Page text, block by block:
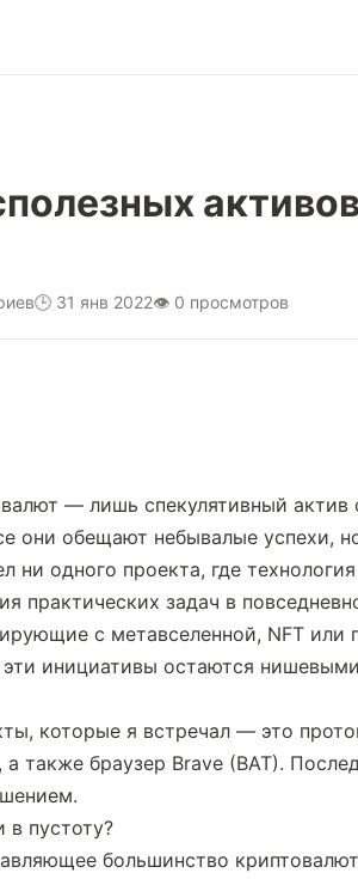
🕒 31 янв 2022👁 0 просмотров
— лишь спекулятивный
они обещают небывалые успехи,
одного проекта, где
практических задач в
с метавселенной, NFT
эти инициативы остаются
которые я встречал — это
а также браузер Brave (BAT).
пустоту?
большинство